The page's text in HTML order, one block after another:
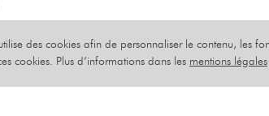
09
des cookies afin de personnaliser le contenu, les
cookies. Plus d’informations dans les mentions légales